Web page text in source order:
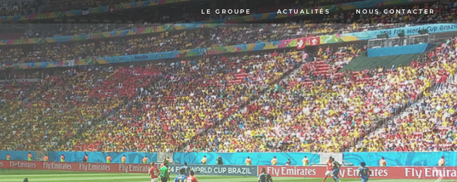
LE GROUPE ACTUALITÉS NOUS CONTACTER